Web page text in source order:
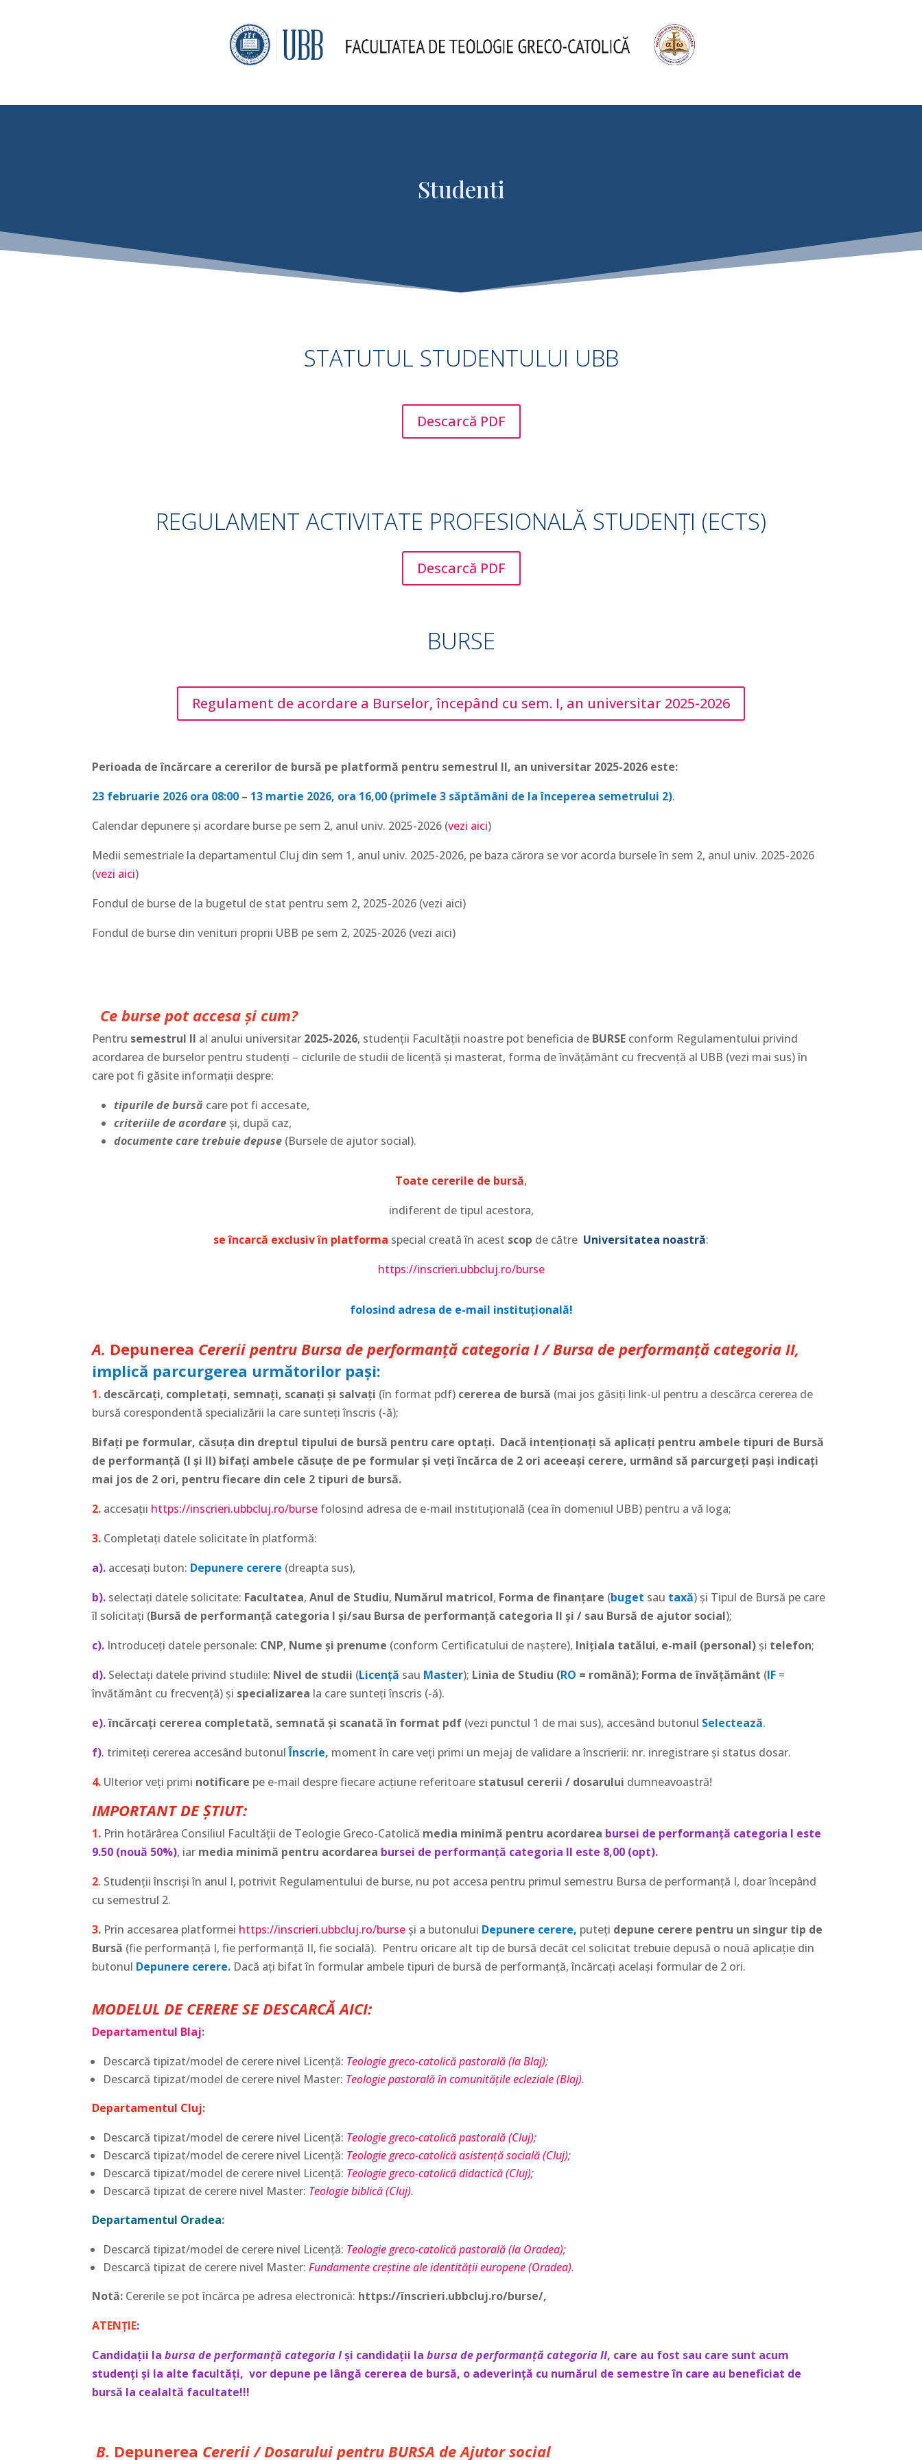
Studenti
STATUTUL STUDENTULUI UBB
Descarcă PDF
REGULAMENT ACTIVITATE PROFESIONALĂ STUDENȚI (ECTS)
Descarcă PDF
BURSE
Regulament de acordare a Burselor, începând cu sem. I, an universitar 2025-2026
Perioada de încărcare a cererilor de bursă pe platformă pentru semestrul II, an universitar 2025-2026 este:
23 februarie 2026 ora 08:00 – 13 martie 2026, ora 16,00 (primele 3 săptămâni de la începerea semetrului 2).
Calendar depunere și acordare burse pe sem 2, anul univ. 2025-2026 (vezi aici)
Medii semestriale la departamentul Cluj din sem 1, anul univ. 2025-2026, pe baza cărora se vor acorda bursele în sem 2, anul univ. 2025-2026
(vezi aici)
Fondul de burse de la bugetul de stat pentru sem 2, 2025-2026 (vezi aici)
Fondul de burse din venituri proprii UBB pe sem 2, 2025-2026 (vezi aici)
Ce burse pot accesa și cum?
Pentru semestrul II al anului universitar 2025-2026, studenții Facultății noastre pot beneficia de BURSE conform Regulamentului privind
acordarea de burselor pentru studenți – ciclurile de studii de licență și masterat, forma de învățământ cu frecvență al UBB (vezi mai sus) în
care pot fi găsite informații despre:
tipurile de bursă care pot fi accesate,
criteriile de acordareși, după caz,
documente care trebuie depuse (Bursele de ajutor social).
Toate cererile de bursă,
indiferent de tipul acestora,
se încarcă exclusiv în platforma special creată în acest scop de către Universitatea noastră:
https://inscrieri.ubbcluj.ro/burse
folosind adresa de e-mail instituțională!
A. Depunerea Cererii pentru Bursa deperformanță categoria I / Bursa deperformanță categoria II,
implică parcurgerea următorilor pași:
1. descărcați, completați, semnați, scanați și salvați (în format pdf) cererea de bursă (mai jos găsiți link-ul pentru a descărca cererea de
bursă corespondentă specializării la care sunteți înscris (-ă);
Bifați pe formular, căsuța din dreptul tipului de bursă pentru care optați. Dacă intenționați să aplicați pentru ambele tipuri de Bursă
de performanță (I și II) bifați ambele căsuțe de pe formular și veți încărca de 2 ori aceeași cerere, urmând să parcurgeți pași indicați
mai jos de 2 ori, pentru fiecare din cele 2 tipuri de bursă.
2. accesații https://inscrieri.ubbcluj.ro/burse folosind adresa de e-mail instituțională (cea în domeniul UBB) pentru a vă loga;
3. Completați datele solicitate în platformă:
a). accesați buton: Depunere cerere (dreapta sus),
b). selectați datele solicitate: Facultatea,Anul de Studiu, Numărul matricol, Forma de finanțare (buget sau taxă) și Tipul de Bursă pe care
îl solicitați (Bursă de performanță categoria I și/sau Bursa de performanță categoria II și / sau Bursă de ajutor social);
c). Introduceți datele personale: CNP, Nume și prenume (conform Certificatului de naștere), Inițiala tatălui, e-mail (personal)și telefon;
d). Selectați datele privind studiile: Nivel de studii (Licență sau Master); Linia de Studiu (RO = română); Forma de învățământ (IF =
învătământ cu frecvență) și specializarea la care sunteți înscris (-ă).
e). încărcați cererea completată, semnată și scanată în format pdf (vezi punctul 1 de mai sus), accesând butonul Selectează.
f). trimiteți cererea accesând butonulÎnscrie, moment în care veți primi un mejaj de validare a înscrierii: nr. inregistrare și status dosar.
4. Ulterior veți primi notificare pe e-mail despre fiecare acțiune referitoare statusul cererii / dosarului dumneavoastră!
IMPORTANT DE ȘTIUT:
1. Prin hotărârea Consiliul Facultății de Teologie Greco-Catolică media minimă pentru acordarea bursei de performanță categoria I este
9.50 (nouă 50%), iar media minimă pentru acordarea bursei de performanță categoria II este 8,00 (opt).
2. Studenții înscriși în anul I, potrivit Regulamentului de burse, nu pot accesa pentru primul semestru Bursa de performanță I, doar începând
cu semestrul 2.
3. Prin accesarea platformei https://inscrieri.ubbcluj.ro/burseși a butonului Depunere cerere, puteți depune cerere pentru un singur tip de
Bursă (fie performanță I, fie performanță II, fie socială). Pentru oricare alt tip de bursă decât cel solicitat trebuie depusă o nouă aplicație din
butonul Depunere cerere. Dacă ați bifat în formular ambele tipuri de bursă de performanță, încărcați același formular de 2 ori.
MODELUL DE CERERE SE DESCARCĂ AICI:
Departamentul Blaj:
Descarcă tipizat/model de cerere nivel Licență: Teologie greco-catolică pastorală (la Blaj);
Descarcă tipizat/model de cerere nivel Master: Teologie pastorală în comunitățile ecleziale (Blaj).
Departamentul Cluj:
Descarcă tipizat/model de cerere nivel Licență: Teologie greco-catolică pastorală (Cluj);
Descarcă tipizat/model de cerere nivel Licență: Teologie greco-catolică asistență socială (Cluj);
Descarcă tipizat/model de cerere nivel Licență: Teologie greco-catolică didactică (Cluj);
Descarcă tipizat de cerere nivel Master: Teologie biblică (Cluj).
Departamentul Oradea:
Descarcă tipizat/model de cerere nivel Licență: Teologie greco-catolică pastorală (la Oradea);
Descarcă tipizat de cerere nivel Master:Fundamente creștine ale identității europene (Oradea).
Notă: Cererile se pot încărca pe adresa electronică: https://înscrieri.ubbcluj.ro/burse/,
ATENȚIE:
Candidații labursa de performanță categoria Iși candidații la bursa de performanță categoria II, care au fost sau care sunt acum
studenți și la alte facultăți, vor depune pe lângă cererea de bursă, o adeverință cu numărul de semestre în care au beneficiat de
bursă la cealaltă facultate!!!
B. Depunerea Cererii / Dosarului pentru BURSA de Ajutor social